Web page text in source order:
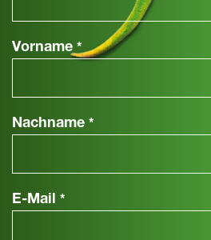
Vorname *
Nachname *
E-Mail *